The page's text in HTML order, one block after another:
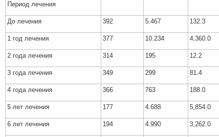
Период лечения
До лечения 392 5.467 132.3
1 год лечения 377 10.234 4,360.0
2 года лечения 314 195 12.2
3 года лечения 349 299 81.4
4 года лечения 366 763 188.0
5 лет лечения 177 4.688 5,854.0
6 лет лечения 194 4.990 3,262.0